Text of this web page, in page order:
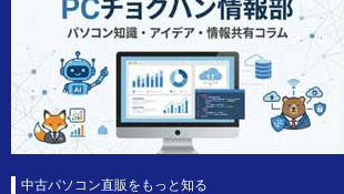
中古パソコン直販をもっと知る